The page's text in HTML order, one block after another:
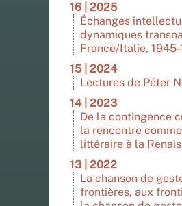
16 | 2025
Échanges
dynamiques
France/Italie, 1945-
15 | 2024
Lectures de Péter
14 | 2023
De la contingence
la rencontre
littéraire à la
13 | 2022
La chanson de
frontières, aux